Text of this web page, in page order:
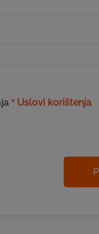
* Uslovi korištenja